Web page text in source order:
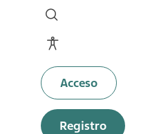
Site controls
Acceso
Registro